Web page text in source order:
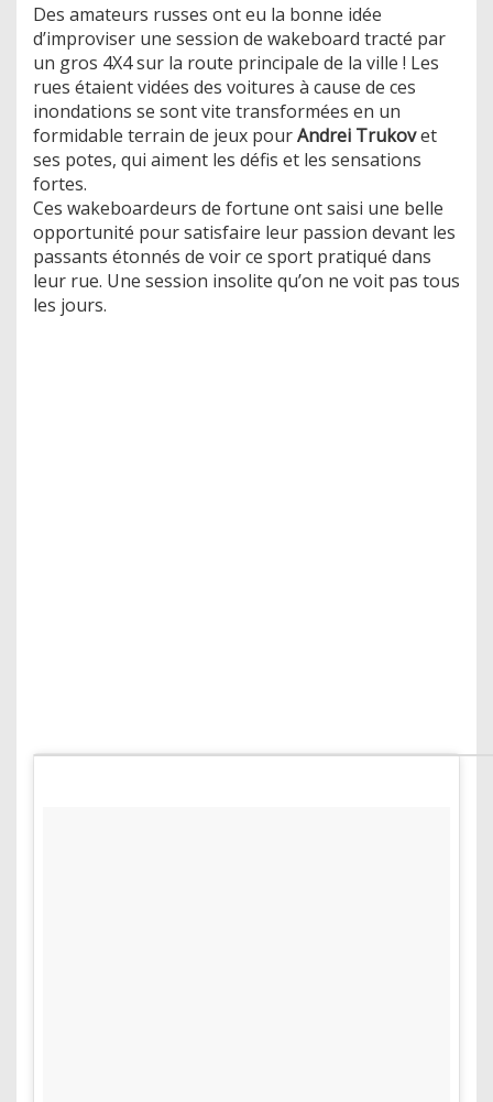
Des amateurs russes ont eu la bonne idée
d’improviser une session de wakeboard tracté par
un gros 4X4 sur la route principale de la ville ! Les
rues étaient vidées des voitures à cause de ces
inondations se sont vite transformées en un
formidable terrain de jeux pourAndrei Trukovet
ses potes, qui aiment les défis et les sensations
fortes.
Ces wakeboardeurs de fortune ont saisi une belle
opportunité pour satisfaire leur passion devant les
passants étonnés de voir ce sport pratiqué dans
leur rue. Une session insolite qu’on ne voit pas tous
les jours.